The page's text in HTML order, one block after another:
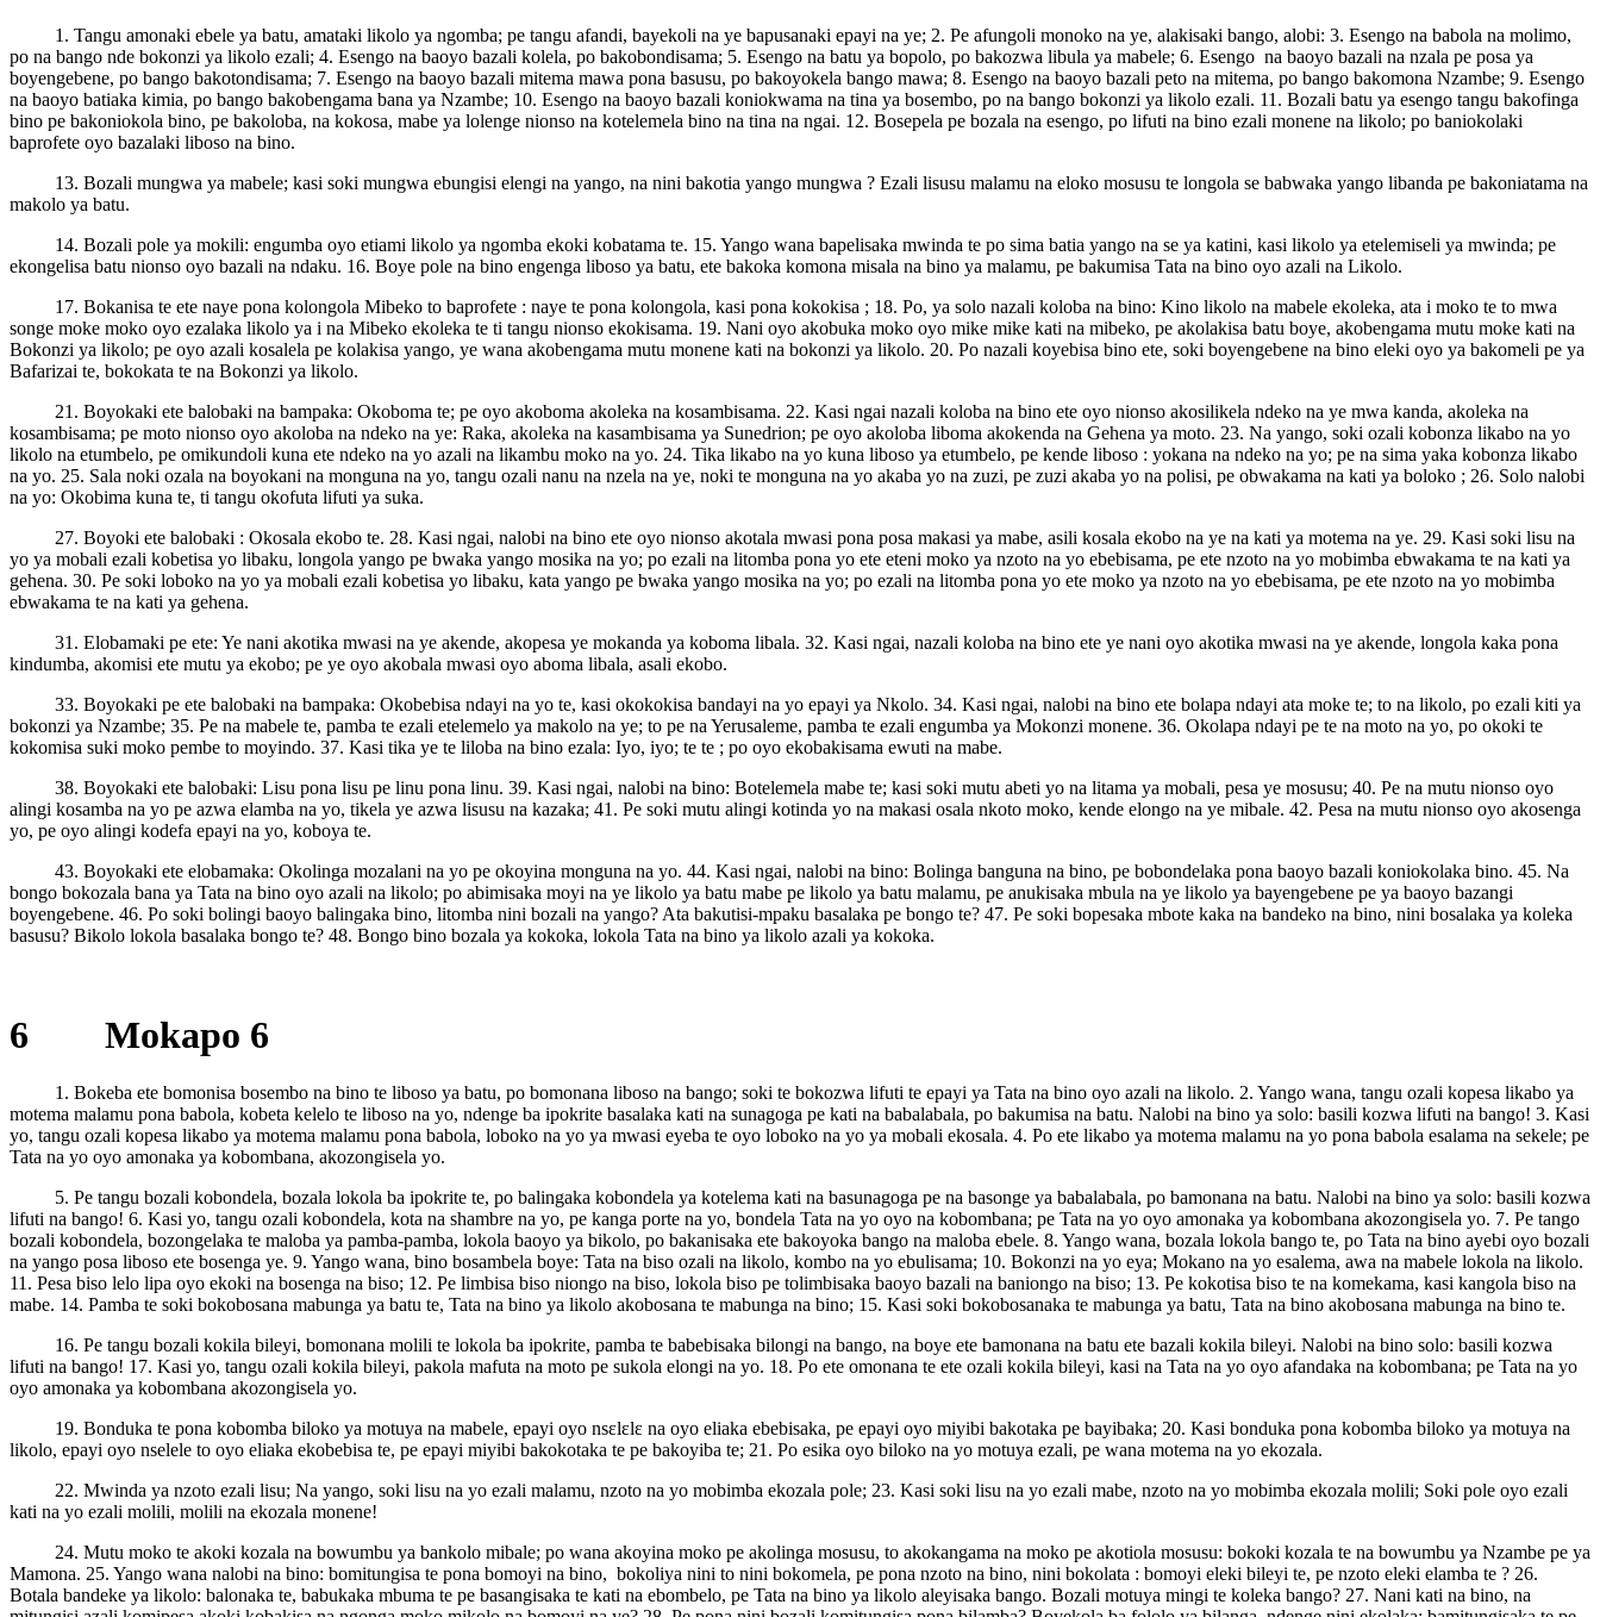
1. Tangu amonaki ebele ya batu, amataki likolo ya ngomba; pe tangu afandi, bayekoli na ye bapusanaki epayi na ye; 2. Pe afungoli monoko na ye, alakisaki bango, alobi: 3. Esengo na babola na molimo,
po na bango nde bokonzi ya likolo ezali; 4. Esengo na baoyo bazali kolela, po bakobondisama; 5. Esengo na batu ya bopolo, po bakozwa libula ya mabele; 6. Esengo na baoyo bazali na nzala pe posa ya
boyengebene, po bango bakotondisama; 7. Esengo na baoyo bazali mitema mawa pona basusu, po bakoyokela bango mawa; 8. Esengo na baoyo bazali peto na mitema, po bango bakomona Nzambe; 9. Esengo
na baoyo batiaka kimia, po bango bakobengama bana ya Nzambe; 10. Esengo na baoyo bazali koniokwama na tina ya bosembo, po na bango bokonzi ya likolo ezali. 11. Bozali batu ya esengo tangu bakofinga
bino pe bakoniokola bino, pe bakoloba, na kokosa, mabe ya lolenge nionso na kotelemela bino na tina na ngai. 12. Bosepela pe bozala na esengo, po lifuti na bino ezali monene na likolo; po baniokolaki
baprofete oyo bazalaki liboso na bino.
13. Bozali mungwa ya mabele; kasi soki mungwa ebungisi elengi na yango, na nini bakotia yango mungwa ? Ezali lisusu malamu na eloko mosusu te longola se babwaka yango libanda pe bakoniatama na
makolo ya batu.
14. Bozali pole ya mokili: engumba oyo etiami likolo ya ngomba ekoki kobatama te. 15. Yango wana bapelisaka mwinda te po sima batia yango na se ya katini, kasi likolo ya etelemiseli ya mwinda; pe
ekongelisa batu nionso oyo bazali na ndaku. 16. Boye pole na bino engenga liboso ya batu, ete bakoka komona misala na bino ya malamu, pe bakumisa Tata na bino oyo azali na Likolo.
17. Bokanisa te ete naye pona kolongola Mibeko to baprofete : naye te pona kolongola, kasi pona kokokisa ; 18. Po, ya solo nazali koloba na bino: Kino likolo na mabele ekoleka, ata i moko te to mwa
songe moke moko oyo ezalaka likolo ya i na Mibeko ekoleka te ti tangu nionso ekokisama. 19. Nani oyo akobuka moko oyo mike mike kati na mibeko, pe akolakisa batu boye, akobengama mutu moke kati na
Bokonzi ya likolo; pe oyo azali kosalela pe kolakisa yango, ye wana akobengama mutu monene kati na bokonzi ya likolo. 20. Po nazali koyebisa bino ete, soki boyengebene na bino eleki oyo ya bakomeli pe ya
Bafarizai te, bokokata te na Bokonzi ya likolo.
21. Boyokaki ete balobaki na bampaka: Okoboma te; pe oyo akoboma akoleka na kosambisama. 22. Kasi ngai nazali koloba na bino ete oyo nionso akosilikela ndeko na ye mwa kanda, akoleka na
kosambisama; pe moto nionso oyo akoloba na ndeko na ye: Raka, akoleka na kasambisama ya Sunedrion; pe oyo akoloba liboma akokenda na Gehena ya moto. 23. Na yango, soki ozali kobonza likabo na yo
likolo na etumbelo, pe omikundoli kuna ete ndeko na yo azali na likambu moko na yo. 24. Tika likabo na yo kuna liboso ya etumbelo, pe kende liboso : yokana na ndeko na yo; pe na sima yaka kobonza likabo
na yo. 25. Sala noki ozala na boyokani na monguna na yo, tangu ozali nanu na nzela na ye, noki te monguna na yo akaba yo na zuzi, pe zuzi akaba yo na polisi, pe obwakama na kati ya boloko ; 26. Solo nalobi
na yo: Okobima kuna te, ti tangu okofuta lifuti ya suka.
27. Boyoki ete balobaki : Okosala ekobo te. 28. Kasi ngai, nalobi na bino ete oyo nionso akotala mwasi pona posa makasi ya mabe, asili kosala ekobo na ye na kati ya motema na ye. 29. Kasi soki lisu na
yo ya mobali ezali kobetisa yo libaku, longola yango pe bwaka yango mosika na yo; po ezali na litomba pona yo ete eteni moko ya nzoto na yo ebebisama, pe ete nzoto na yo mobimba ebwakama te na kati ya
gehena. 30. Pe soki loboko na yo ya mobali ezali kobetisa yo libaku, kata yango pe bwaka yango mosika na yo; po ezali na litomba pona yo ete moko ya nzoto na yo ebebisama, pe ete nzoto na yo mobimba
ebwakama te na kati ya gehena.
31. Elobamaki pe ete: Ye nani akotika mwasi na ye akende, akopesa ye mokanda ya koboma libala. 32. Kasi ngai, nazali koloba na bino ete ye nani oyo akotika mwasi na ye akende, longola kaka pona
kindumba, akomisi ete mutu ya ekobo; pe ye oyo akobala mwasi oyo aboma libala, asali ekobo.
33. Boyokaki pe ete balobaki na bampaka: Okobebisa ndayi na yo te, kasi okokokisa bandayi na yo epayi ya Nkolo. 34. Kasi ngai, nalobi na bino ete bolapa ndayi ata moke te; to na likolo, po ezali kiti ya
bokonzi ya Nzambe; 35. Pe na mabele te, pamba te ezali etelemelo ya makolo na ye; to pe na Yerusaleme, pamba te ezali engumba ya Mokonzi monene. 36. Okolapa ndayi pe te na moto na yo, po okoki te
kokomisa suki moko pembe to moyindo. 37. Kasi tika ye te liloba na bino ezala: Iyo, iyo; te te ; po oyo ekobakisama ewuti na mabe.
38. Boyokaki ete balobaki: Lisu pona lisu pe linu pona linu. 39. Kasi ngai, nalobi na bino: Botelemela mabe te; kasi soki mutu abeti yo na litama ya mobali, pesa ye mosusu; 40. Pe na mutu nionso oyo
alingi kosamba na yo pe azwa elamba na yo, tikela ye azwa lisusu na kazaka; 41. Pe soki mutu alingi kotinda yo na makasi osala nkoto moko, kende elongo na ye mibale. 42. Pesa na mutu nionso oyo akosenga
yo, pe oyo alingi kodefa epayi na yo, koboya te.
43. Boyokaki ete elobamaka: Okolinga mozalani na yo pe okoyina monguna na yo. 44. Kasi ngai, nalobi na bino: Bolinga banguna na bino, pe bobondelaka pona baoyo bazali koniokolaka bino. 45. Na
bongo bokozala bana ya Tata na bino oyo azali na likolo; po abimisaka moyi na ye likolo ya batu mabe pe likolo ya batu malamu, pe anukisaka mbula na ye likolo ya bayengebene pe ya baoyo bazangi
boyengebene. 46. Po soki bolingi baoyo balingaka bino, litomba nini bozali na yango? Ata bakutisi-mpaku basalaka pe bongo te? 47. Pe soki bopesaka mbote kaka na bandeko na bino, nini bosalaka ya koleka
basusu? Bikolo lokola basalaka bongo te? 48. Bongo bino bozala ya kokoka, lokola Tata na bino ya likolo azali ya kokoka.
6 Mokapo 6
1. Bokeba ete bomonisa bosembo na bino te liboso ya batu, po bomonana liboso na bango; soki te bokozwa lifuti te epayi ya Tata na bino oyo azali na likolo. 2. Yango wana, tangu ozali kopesa likabo ya
motema malamu pona babola, kobeta kelelo te liboso na yo, ndenge ba ipokrite basalaka kati na sunagoga pe kati na babalabala, po bakumisa na batu. Nalobi na bino ya solo: basili kozwa lifuti na bango! 3. Kasi
yo, tangu ozali kopesa likabo ya motema malamu pona babola, loboko na yo ya mwasi eyeba te oyo loboko na yo ya mobali ekosala. 4. Po ete likabo ya motema malamu na yo pona babola esalama na sekele; pe
Tata na yo oyo amonaka ya kobombana, akozongisela yo.
5. Pe tangu bozali kobondela, bozala lokola ba ipokrite te, po balingaka kobondela ya kotelema kati na basunagoga pe na basonge ya babalabala, po bamonana na batu. Nalobi na bino ya solo: basili kozwa
lifuti na bango! 6. Kasi yo, tangu ozali kobondela, kota na shambre na yo, pe kanga porte na yo, bondela Tata na yo oyo na kobombana; pe Tata na yo oyo amonaka ya kobombana akozongisela yo. 7. Pe tango
bozali kobondela, bozongelaka te maloba ya pamba-pamba, lokola baoyo ya bikolo, po bakanisaka ete bakoyoka bango na maloba ebele. 8. Yango wana, bozala lokola bango te, po Tata na bino ayebi oyo bozali
na yango posa liboso ete bosenga ye. 9. Yango wana, bino bosambela boye: Tata na biso ozali na likolo, kombo na yo ebulisama; 10. Bokonzi na yo eya; Mokano na yo esalema, awa na mabele lokola na likolo.
11. Pesa biso lelo lipa oyo ekoki na bosenga na biso; 12. Pe limbisa biso niongo na biso, lokola biso pe tolimbisaka baoyo bazali na baniongo na biso; 13. Pe kokotisa biso te na komekama, kasi kangola biso na
mabe. 14. Pamba te soki bokobosana mabunga ya batu te, Tata na bino ya likolo akobosana te mabunga na bino; 15. Kasi soki bokobosanaka te mabunga ya batu, Tata na bino akobosana mabunga na bino te.
16. Pe tangu bozali kokila bileyi, bomonana molili te lokola ba ipokrite, pamba te babebisaka bilongi na bango, na boye ete bamonana na batu ete bazali kokila bileyi. Nalobi na bino solo: basili kozwa
lifuti na bango! 17. Kasi yo, tangu ozali kokila bileyi, pakola mafuta na moto pe sukola elongi na yo. 18. Po ete omonana te ete ozali kokila bileyi, kasi na Tata na yo oyo afandaka na kobombana; pe Tata na yo
oyo amonaka ya kobombana akozongisela yo.
19. Bonduka te pona kobomba biloko ya motuya na mabele, epayi oyo nsɛlɛlɛ na oyo eliaka ebebisaka, pe epayi oyo miyibi bakotaka pe bayibaka; 20. Kasi bonduka pona kobomba biloko ya motuya na
likolo, epayi oyo nselele to oyo eliaka ekobebisa te, pe epayi miyibi bakokotaka te pe bakoyiba te; 21. Po esika oyo biloko na yo motuya ezali, pe wana motema na yo ekozala.
22. Mwinda ya nzoto ezali lisu; Na yango, soki lisu na yo ezali malamu, nzoto na yo mobimba ekozala pole; 23. Kasi soki lisu na yo ezali mabe, nzoto na yo mobimba ekozala molili; Soki pole oyo ezali
kati na yo ezali molili, molili na ekozala monene!
24. Mutu moko te akoki kozala na bowumbu ya bankolo mibale; po wana akoyina moko pe akolinga mosusu, to akokangama na moko pe akotiola mosusu: bokoki kozala te na bowumbu ya Nzambe pe ya
Mamona. 25. Yango wana nalobi na bino: bomitungisa te pona bomoyi na bino, bokoliya nini to nini bokomela, pe pona nzoto na bino, nini bokolata : bomoyi eleki bileyi te, pe nzoto eleki elamba te ? 26.
Botala bandeke ya likolo: balonaka te, babukaka mbuma te pe basangisaka te kati na ebombelo, pe Tata na bino ya likolo aleyisaka bango. Bozali motuya mingi te koleka bango? 27. Nani kati na bino, na